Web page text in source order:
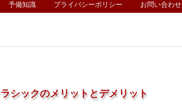
予備知識 プライバシーポリシー お問い合わせ
シックのメリットとデメリット